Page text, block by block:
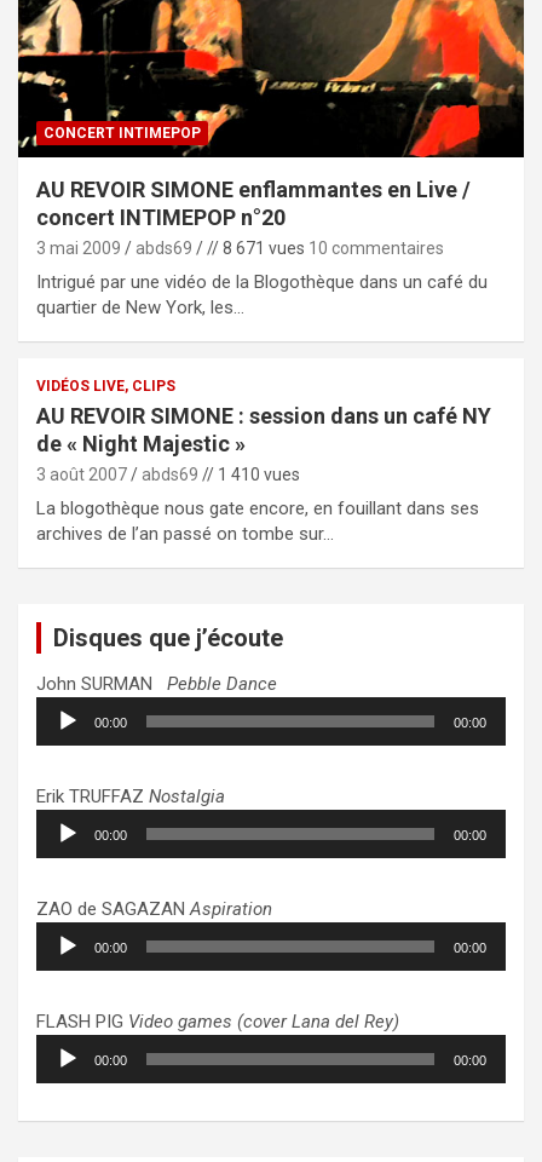
CONCERT INTIMEPOP
AU REVOIR SIMONE enflammantes en Live /
concert INTIMEPOP n°20
3 mai 2009 abds69 // 8 671 vues 10 commentaires
Intrigué par une vidéo de la Blogothèque dans un café du
quartier de New York, les…
VIDÉOS LIVE, CLIPS
AU REVOIR SIMONE : session dans un café NY
de « Night Majestic »
3 août 2007 abds69 // 1 410 vues
La blogothèque nous gate encore, en fouillant dans ses
archives de l’an passé on tombe sur…
Disques que j’écoute
John SURMAN Pebble Dance
Lecteur
audio
00:00 00:00
Erik TRUFFAZ Nostalgia
Lecteur
audio
00:00 00:00
ZAO de SAGAZANAspiration
Lecteur
audio
00:00 00:00
FLASH PIG Video games (cover Lana del Rey)
Lecteur
audio
00:00 00:00